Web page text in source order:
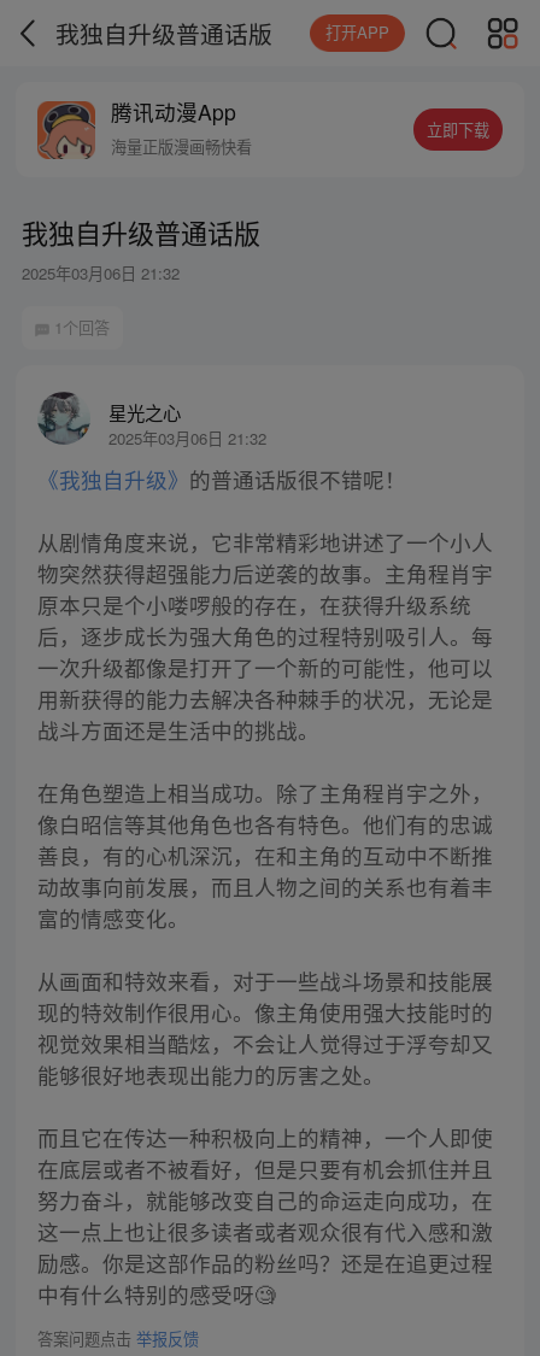
我独自升级普通话版 打开APP
腾讯动漫App
海量正版漫画畅快看
立即下载
我独自升级普通话版
2025年03月06日 21:32
1个回答
星光之心
2025年03月06日 21:32
《我独自升级》 的普通话版很不错呢！
从剧情角度来说，它非常精彩地讲述了一个小人
物突然获得超强能力后逆袭的故事。主角程肖宇
原本只是个小喽啰般的存在，在获得升级系统
后，逐步成长为强大角色的过程特别吸引人。每
一次升级都像是打开了一个新的可能性，他可以
用新获得的能力去解决各种棘手的状况，无论是
战斗方面还是生活中的挑战。
在角色塑造上相当成功。除了主角程肖宇之外，
像白昭信等其他角色也各有特色。他们有的忠诚
善良，有的心机深沉，在和主角的互动中不断推
动故事向前发展，而且人物之间的关系也有着丰
富的情感变化。
从画面和特效来看，对于一些战斗场景和技能展
现的特效制作很用心。像主角使用强大技能时的
视觉效果相当酷炫，不会让人觉得过于浮夸却又
能够很好地表现出能力的厉害之处。
而且它在传达一种积极向上的精神，一个人即使
在底层或者不被看好，但是只要有机会抓住并且
努力奋斗，就能够改变自己的命运走向成功，在
这一点上也让很多读者或者观众很有代入感和激
励感。你是这部作品的粉丝吗？还是在追更过程
中有什么特别的感受呀🧐
答案问题点击 举报反馈